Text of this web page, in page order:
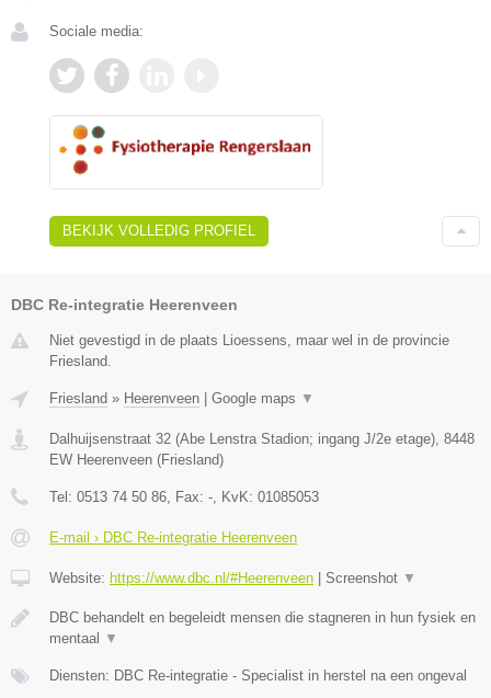
Sociale media:
BEKIJK VOLLEDIG PROFIEL
DBC Re-integratie Heerenveen
Niet gevestigd in de plaats Lioessens, maar wel in de provincie
Friesland.
Friesland » Heerenveen Google maps ▼
Dalhuijsenstraat 32 (Abe Lenstra Stadion; ingang J/2e etage), 8448
EW Heerenveen (Friesland)
Tel: 0513 74 50 86, Fax: -, KvK: 01085053
E-mail › DBC Re-integratie Heerenveen
Website: https://www.dbc.nl/#Heerenveen Screenshot ▼
DBC behandelt en begeleidt mensen die stagneren in hun fysiek en
mentaal
▼
Diensten: DBC Re-integratie - Specialist in herstel na een ongeval